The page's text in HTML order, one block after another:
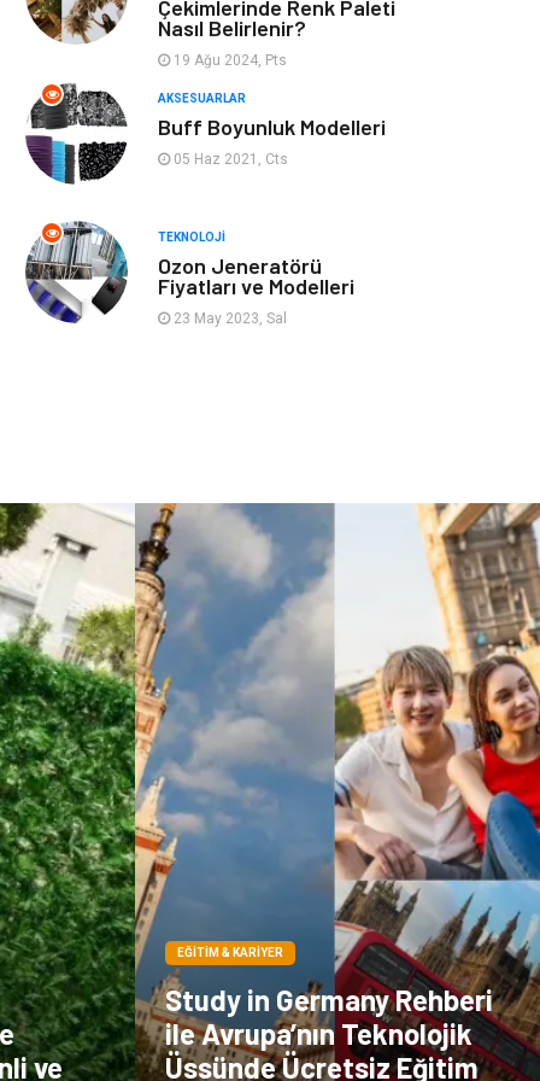
Anne & Çocuk
Ev İşleri Modifiye
Astroloji
cep telefonu
ekonomik e-ticaret
Sigorta
kadınlar ve takı sağlık
Spor Malzemeleri
Çekimlerinde Renk Paleti
Nasıl Belirlenir?
19 Ağu 2024, Pts
AKSESUARLAR
Buff Boyunluk Modelleri
05 Haz 2021, Cts
TEKNOLOJI
Ozon Jeneratörü
Fiyatları ve Modelleri
23 May 2023, Sal
ve
EĞITIM & KARIYER
Study in Germany Rehberi
ile Avrupa’nın Teknolojik
Üssünde Ücretsiz Eğitim